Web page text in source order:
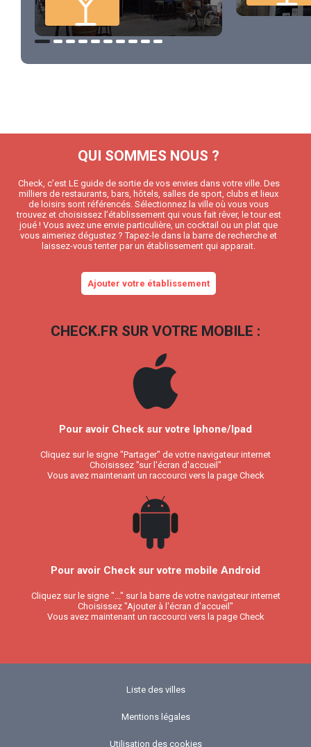
QUI SOMMES NOUS ?
Check, c’est LE guide de sortie de vos envies dans votre ville. Des
milliers de restaurants, bars, hôtels, salles de sport, clubs et lieux
de loisirs sont référencés. Sélectionnez la ville où vous vous
trouvez et choisissez l’établissement qui vous fait rêver, le tour est
joué ! Vous avez une envie particulière, un cocktail ou un plat que
vous aimeriez dégustez ? Tapez-le dans la barre de recherche et
laissez-vous tenter par un établissement qui apparait.
Ajouter votre établissement
CHECK.FR SUR VOTRE MOBILE :
Pour avoir Check sur votre Iphone/Ipad
Cliquez sur le signe "Partager" de votre navigateur internet
Choisissez "sur l'écran d'accueil"
Vous avez maintenant un raccourci vers la page Check
Pour avoir Check sur votre mobile Android
Cliquez sur le signe "..." sur la barre de votre navigateur internet
Choisissez "Ajouter à l'écran d'accueil"
Vous avez maintenant un raccourci vers la page Check
Liste des villes
Mentions légales
Utilisation des cookies